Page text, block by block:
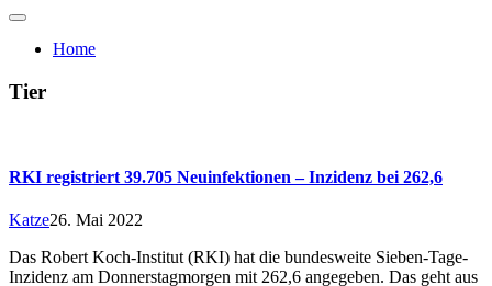
Home
Tier
RKI registriert 39.705 Neuinfektionen – Inzidenz bei 262,6
Katze26. Mai 2022
Das Robert Koch-Institut (RKI) hat die bundesweite Sieben-Tage-
Inzidenz am Donnerstagmorgen mit 262,6 angegeben. Das geht aus